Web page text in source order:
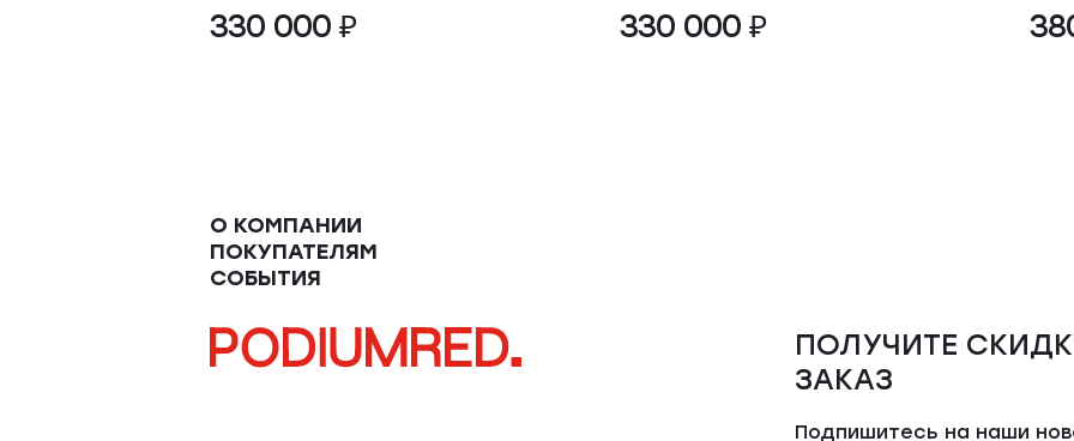
330 000 ₽ 330 000 ₽
О КОМПАНИИ
ПОКУПАТЕЛЯМ
СОБЫТИЯ
ПОЛУЧИТЕ
ЗАКАЗ
Подпишитесь на наши